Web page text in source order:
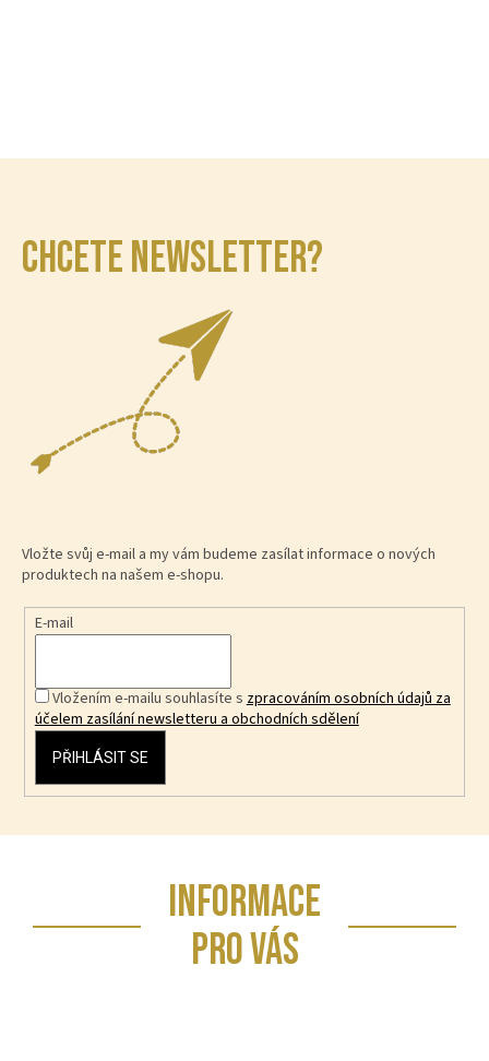
CHCETE NEWSLETTER?
Vložte svůj e-mail a my vám budeme zasílat informace o nových
produktech na našem e-shopu.
E-mail
Vložením e-mailu souhlasíte s zpracováním osobních údajů za
účelem zasílání newsletteru a obchodních sdělení
PŘIHLÁSIT SE
INFORMACE
PRO VÁS